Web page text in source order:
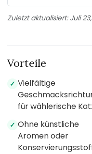
Zuletzt aktualisiert: Juli
Vorteile
✓ Vielfältige
für wählerische
✓ Ohne künstliche
Aromen oder